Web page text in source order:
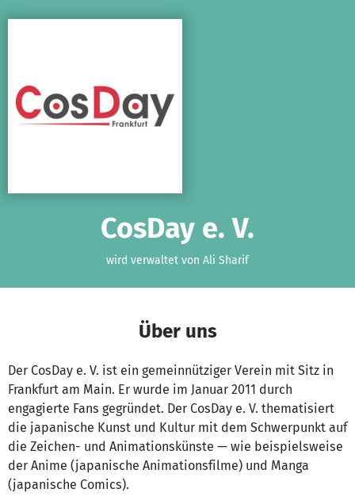
CosDay e. V.
wird verwaltet von Ali Sharif
Über uns
Der CosDay e. V. ist ein gemeinnütziger Verein mit Sitz in
Frankfurt am Main. Er wurde im Januar 2011 durch
engagierte Fans gegründet. Der CosDay e. V. thematisiert
die japanische Kunst und Kultur mit dem Schwerpunkt auf
die Zeichen- und Animationskünste — wie beispielsweise
der Anime (japanische Animationsfilme) und Manga
(japanische Comics).